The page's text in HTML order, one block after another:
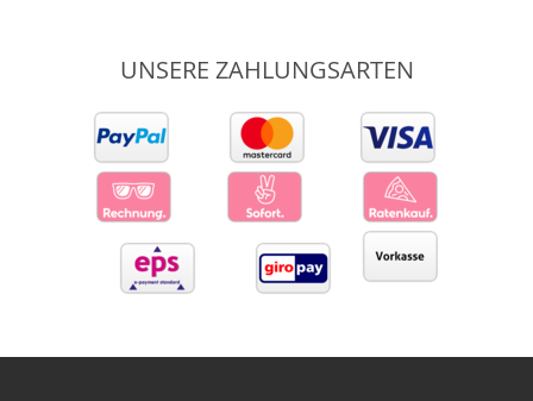
UNSERE ZAHLUNGSARTEN